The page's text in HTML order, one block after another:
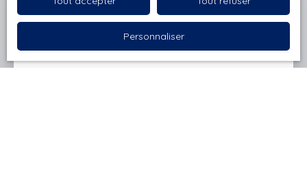
bien avecLE CASTEL REAL
Personnaliser